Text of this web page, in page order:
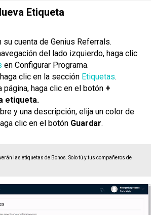
Etiqueta
su cuenta de Genius Referrals.
del lado izquierdo, haga clic
en Configurar Programa.
clic en la sección Etiquetas.
página, haga clic en el botón +
etiqueta.
y una descripción, elija un color de
clic en el botón Guardar.
las etiquetas de Bonos. Solo tú y tus compañeros de